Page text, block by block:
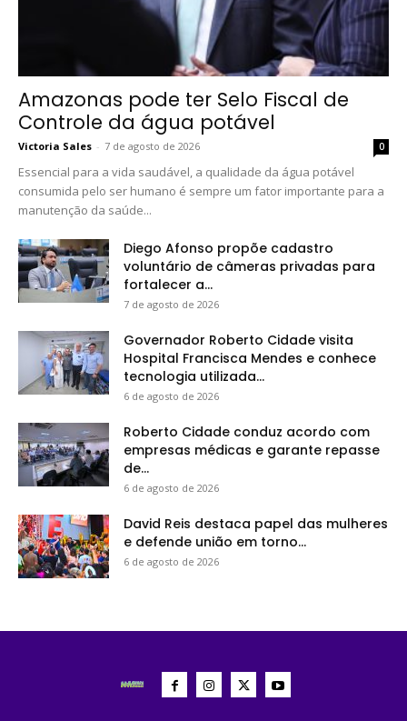
Amazonas pode ter Selo Fiscal de
Controle da água potável
Victoria Sales - 7 de agosto de 2026 0
Essencial para a vida saudável, a qualidade da água potável
consumida pelo ser humano é sempre um fator importante para a
manutenção da saúde...
Diego Afonso propõe cadastro
voluntário de câmeras privadas para
fortalecer a...
7 de agosto de 2026
Governador Roberto Cidade visita
Hospital Francisca Mendes e conhece
tecnologia utilizada...
6 de agosto de 2026
Roberto Cidade conduz acordo com
empresas médicas e garante repasse
de...
6 de agosto de 2026
David Reis destaca papel das mulheres
e defende união em torno...
6 de agosto de 2026